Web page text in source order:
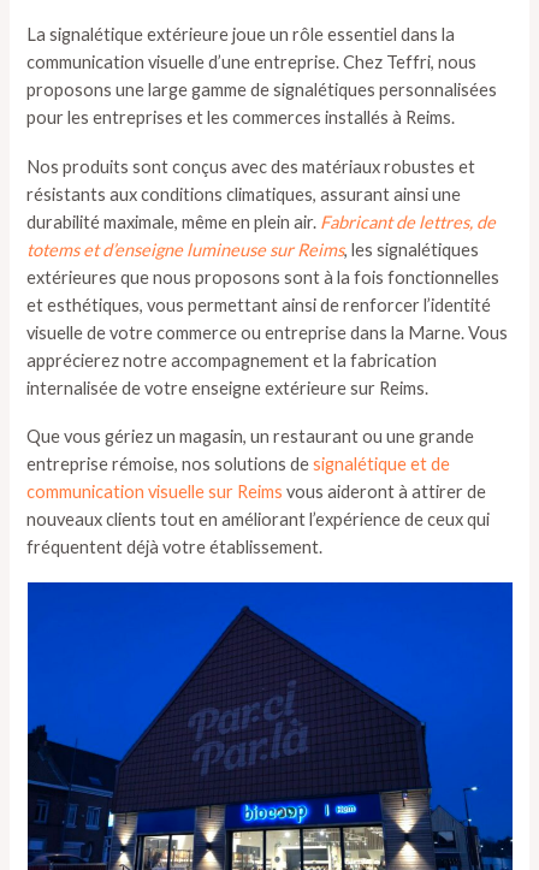
La signalétique extérieure joue un rôle essentiel dans la
communication visuelle d’une entreprise. Chez Teffri, nous
proposons une large gamme de signalétiques personnalisées
pour les entreprises et les commerces installés à Reims.
Nos produits sont conçus avec des matériaux robustes et
résistants aux conditions climatiques, assurant ainsi une
durabilité maximale, même en plein air. Fabricant de lettres, de
totems et d’enseigne lumineuse sur Reims, les signalétiques
extérieures que nous proposons sont à la fois fonctionnelles
et esthétiques, vous permettant ainsi de renforcer l’identité
visuelle de votre commerce ou entreprise dans la Marne. Vous
apprécierez notre accompagnement et la fabrication
internalisée de votre enseigne extérieure sur Reims.
Que vous gériez un magasin, un restaurant ou une grande
entreprise rémoise, nos solutions designalétique et de
communication visuelle sur Reims vous aideront à attirer de
nouveaux clients tout en améliorant l’expérience de ceux qui
fréquentent déjà votre établissement.